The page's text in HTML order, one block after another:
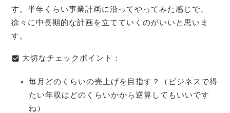
す。半年くらい事業計画に沿ってやってみた感じで、
徐々に中長期的な計画を立てていくのがいいと思いま
す。
大切なチェックポイント ：
毎月どのくらいの売上げを目指す？（ビジネスで得
たい年収はどのくらいかから逆算してもいいです
ね）